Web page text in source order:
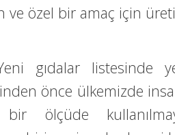
ve özel bir amaç için
gıdalar listesinde
önce ülkemizde
ölçüde